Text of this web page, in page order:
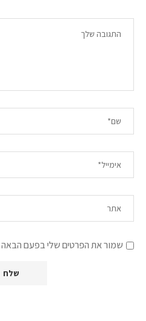
שמור את הפרטים שלי בפעם הבאה